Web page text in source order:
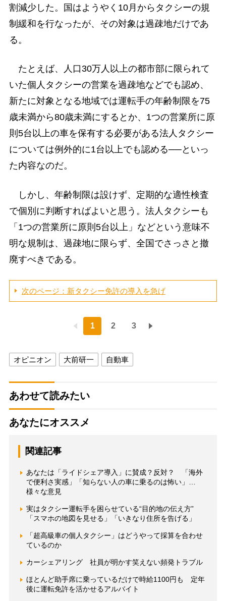
割減少した。国はようやく10月からタクシーの規
制緩和を行なったが、その対象は過疎地だけであ
る。
たとえば、人口30万人以上の都市部に限られて
いた個人タクシーの営業を過疎地などでも認め、
新たに対象となる地域では運転手の年齢制限を75
歳未満から80歳未満にするとか、1つの営業所に原
則5台以上の車を保有する必要がある法人タクシー
については例外的に1台以上でも認める──といっ
た内容なのだ。
しかし、年齢制限は設けず、定期的な適性検査
で個別に判断すればよいと思う。法人タクシーも
「1つの営業所に原則5台以上」などという意味不
明な規制は、過疎地に限らず、全国でさっさと撤
廃すべきである。
次のページ：新タクシー免許の導入を急げ
1 2 3
オピニオン 大前研一 自動車
あわせて読みたい
あなたにオススメ
関連記事
あなたは「ライドシェア導入」に賛成？反対？ 「海外
で便利さ実感」「知らない人の車に乗るのは怖い」…
様々な意見
実はタクシー運転手を困らせている“目的地の伝え方”
「スマホの地図を見せる」「いきなり住所を告げる」
「超高級車の個人タクシー」はどうやって採算を合わせ
ているのか
カーシェアリング 社員が明かす笑えない頻発トラブル
ほとんど助手席に乗っているだけで時給1100円も 定年
後に運転免許を活かせるアルバイト